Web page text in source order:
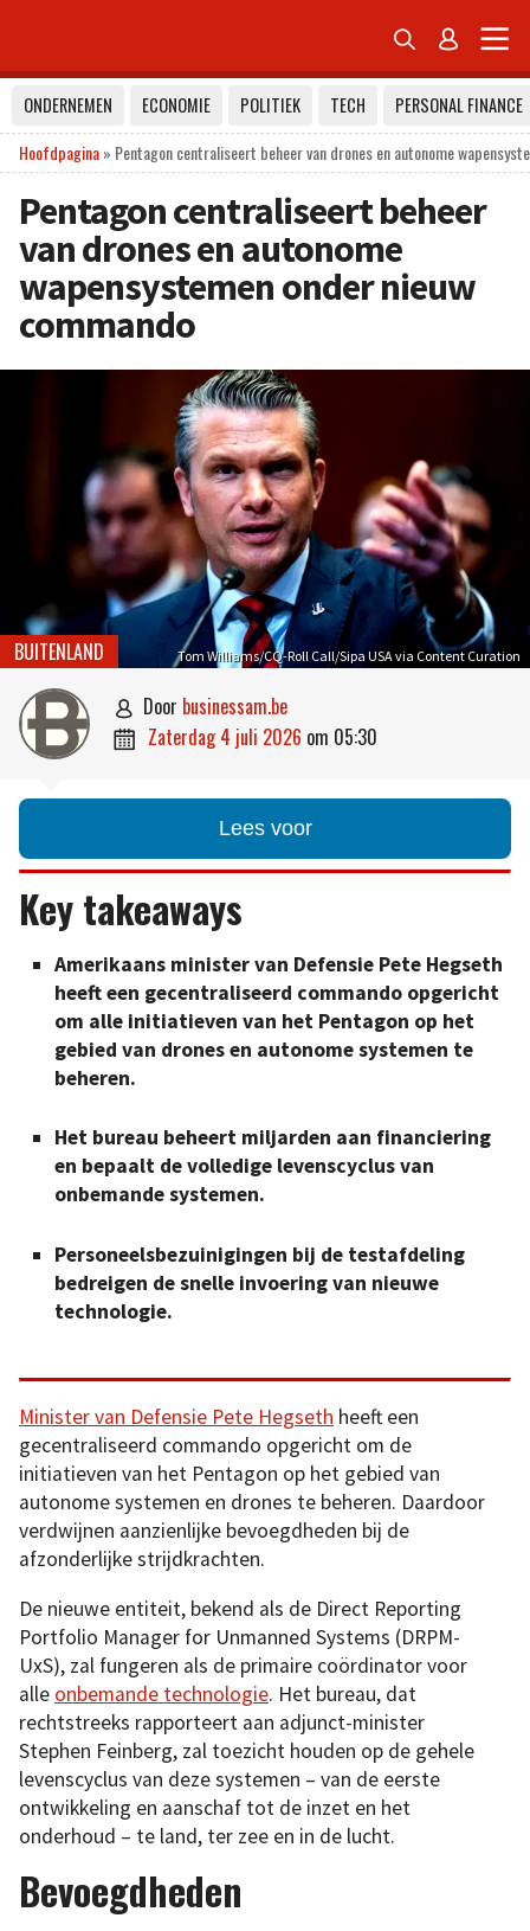
 
ONDERNEMEN ECONOMIE POLITIEK TECH
PERSONAL FINANCE
Hoofdpagina» Pentagon centraliseert beheer van drones en autonome
Pentagon centraliseert beheer
van drones en autonome
wapensystemen onder nieuw
commando
Tom Williams/CQ-Roll Call/Sipa USA via Content Curation
BUITENLAND
 door businessam.be
 zaterdag 4 juli 2026 om 05:30
Lees voor
Key takeaways
Amerikaans minister van Defensie Pete Hegseth
heeft een gecentraliseerd commando opgericht
om alle initiatieven van het Pentagon op het
gebied van drones en autonome systemen te
beheren.
Het bureau beheert miljarden aan financiering
en bepaalt de volledige levenscyclus van
onbemande systemen.
Personeelsbezuinigingen bij de testafdeling
bedreigen de snelle invoering van nieuwe
technologie.
Minister van Defensie Pete Hegseth heeft een
gecentraliseerd commando opgericht om de
initiatieven van het Pentagon op het gebied van
autonome systemen en drones te beheren. Daardoor
verdwijnen aanzienlijke bevoegdheden bij de
afzonderlijke strijdkrachten.
De nieuwe entiteit, bekend als de Direct Reporting
Portfolio Manager for Unmanned Systems (DRPM-
UxS), zal fungeren als de primaire coördinator voor
alle onbemande technologie. Het bureau, dat
rechtstreeks rapporteert aan adjunct-minister
Stephen Feinberg, zal toezicht houden op de gehele
levenscyclus van deze systemen – van de eerste
ontwikkeling en aanschaf tot de inzet en het
onderhoud – te land, ter zee en in de lucht.
Bevoegdheden